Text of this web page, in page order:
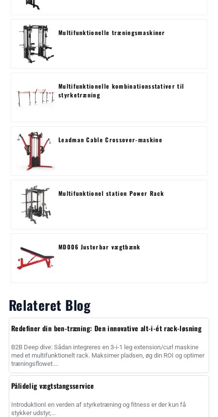
Multifunktionelle træningsmaskiner
Multifunktionelle kombinationsstativer til
styrketræning
Leadman Cable Crossover-maskine
Multifunktionel station Power Rack
MD006 Justerbar vægtbænk
Relateret Blog
Redefiner din ben-træning: Den innovative alt-i-ét rack-løsning
B2B Deep dive: Sådan integreres en 3-i-1 leg extension/curl maskine
med et multifunktionelt rack. Maksimer pladsen, øg din ROI og optimer
træningsflowet....
Pålidelig vægtstangsservice
IntroduktionI en verden af styrketræning og fitness er der kun få
stykker udstyr,...